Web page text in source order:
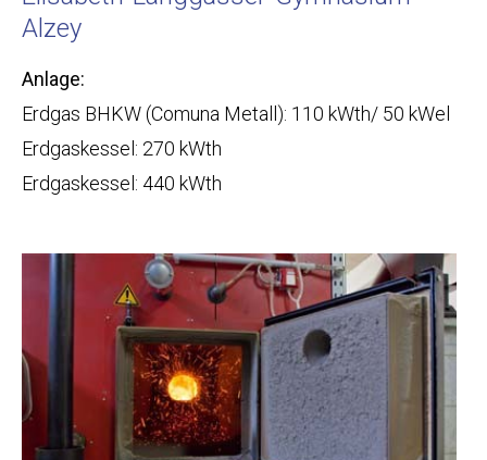
Alzey
Anlage:
Erdgas BHKW (Comuna Metall): 110 kWth/ 50 kWel
Erdgaskessel: 270 kWth
Erdgaskessel: 440 kWth